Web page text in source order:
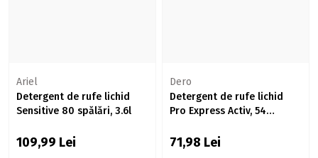
Ariel
Detergent de rufe lichid
Sensitive 80 spălări, 3.6l
109,99 Lei
Dero
Detergent de rufe lichid
Pro Express Activ, 54
71,98 Lei